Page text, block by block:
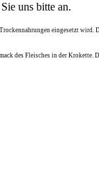
uns bitte an.
eingesetzt wird.
des Fleisches in der